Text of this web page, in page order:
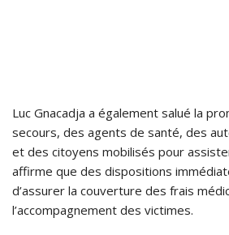
Luc Gnacadja a également salué la
secours, des agents de santé, des
et des citoyens mobilisés pour
affirme que des dispositions
d’assurer la couverture des frais
l’accompagnement des victimes.